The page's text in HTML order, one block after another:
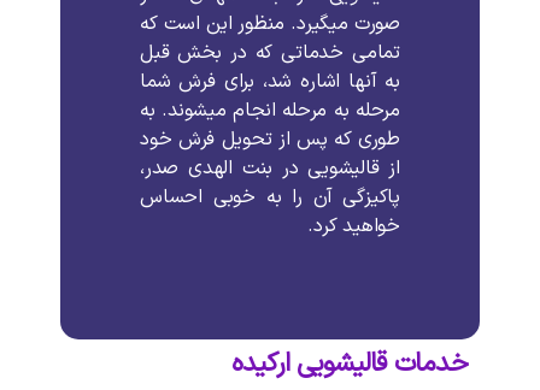
صورت میگیرد. منظور این است که
تمامی خدماتی که در بخش قبل
به آنها اشاره شد، برای فرش شما
مرحله به مرحله انجام میشوند. به
طوری که پس از تحویل فرش خود
از قالیشویی در بنت الهدی صدر،
پاکیزگی آن را به خوبی احساس
خواهید کرد.
خدمات قالیشویی ارکیده